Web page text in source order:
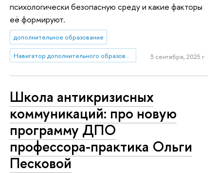
психологически безопасную среду и какие факторы
её формируют.
дополнительное образование
3 сентября, 2025 г.
Школа антикризисных
коммуникаций: про новую
программу ДПО
профессора-практика Ольги
Песковой